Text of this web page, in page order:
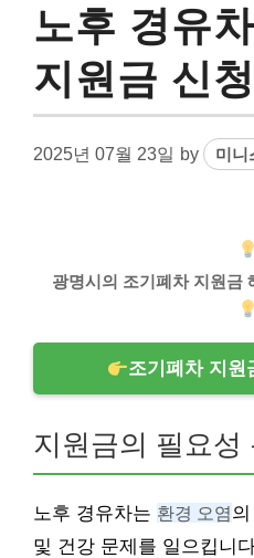
노후 경유
지원금 신
2025년 07월 23일 by 미니
광명시의 조기폐차 지원금
조기폐차 지원
지원금의 필요성
노후 경유차는 환경 오염
및 건강 문제를 일으킵니